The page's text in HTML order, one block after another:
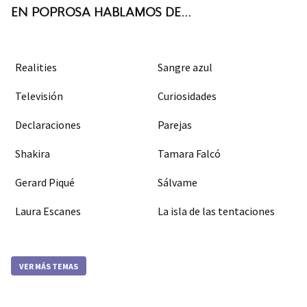
EN POPROSA HABLAMOS DE...
Realities Sangre azul
Televisión Curiosidades
Declaraciones Parejas
Shakira Tamara Falcó
Gerard Piqué Sálvame
Laura Escanes La isla de las tentaciones
VER MÁS TEMAS